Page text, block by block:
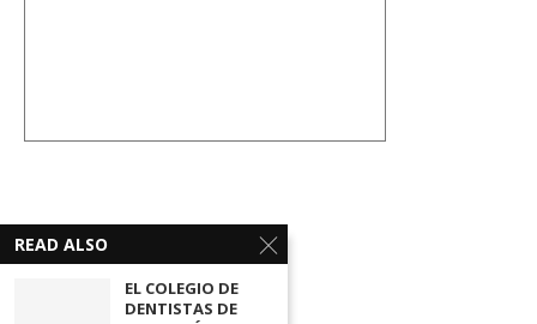
READ ALSO
EL COLEGIO DE
DENTISTAS DE